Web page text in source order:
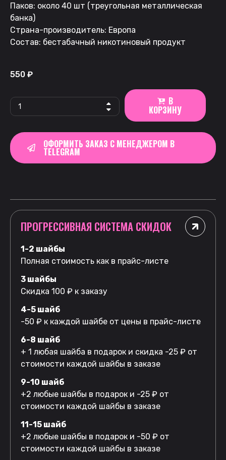
Паков: около 40 шт (треугольная металлическая
банка)
Страна-производитель: Европа
Состав: бестабачный никотиновый продукт
550 ₽
В
КОРЗИНУ
ОФОРМИТЬ ЗАКАЗ С МЕНЕДЖЕРОМ В
TELEGRAM
ПРОГРЕССИВНАЯ СИСТЕМА СКИДОК
1-2 шайбы
Полная стоимость как в прайс-листе
3 шайбы
Скидка 100 ₽ к заказу
4-5 шайб
-50 ₽ к каждой шайбе от цены в прайс-листе
6-8 шайб
+ 1 любая шайба в подарок и скидка -25 ₽ от
стоимости каждой шайбы в заказе
9-10 шайб
+2 любые шайбы в подарок и -25 ₽ от
стоимости каждой шайбы в заказе
11-15 шайб
+2 любые шайбы в подарок и -50 ₽ от
стоимости каждой шайбы в заказе